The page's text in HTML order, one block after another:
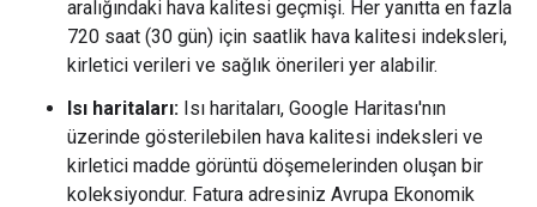
aralığındaki hava kalitesi geçmişi. Her yanıtta en fazla
720 saat (30 gün) için saatlik hava kalitesi indeksleri,
kirletici verileri ve sağlık önerileri yer alabilir.
Isı haritaları: Isı haritaları, Google Haritası'nın
üzerinde gösterilebilen hava kalitesi indeksleri ve
kirletici madde görüntü döşemelerinden oluşan bir
koleksiyondur. Fatura adresiniz Avrupa Ekonomik